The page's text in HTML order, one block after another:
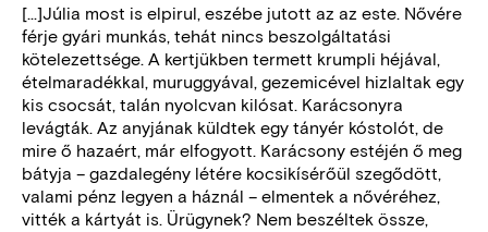
[...]Júlia most is elpirul, eszébe jutott az az este. Nővére
férje gyári munkás, tehát nincs beszolgáltatási
kötelezettsége. A kertjükben termett krumpli héjával,
ételmaradékkal, muruggyával, gezemicével hizlaltak egy
kis csocsát, talán nyolcvan kilósat. Karácsonyra
levágták. Az anyjának küldtek egy tányér kóstolót, de
mire ő hazaért, már elfogyott. Karácsony estéjén ő meg
bátyja – gazdalegény létére kocsikísérőül szegődött,
valami pénz legyen a háznál – elmentek a nővéréhez,
vitték a kártyát is. Ürügynek? Nem beszéltek össze,